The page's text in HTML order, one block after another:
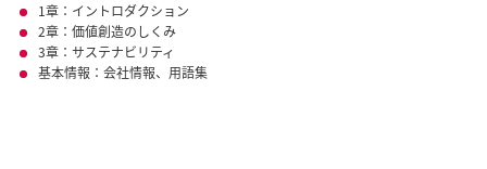
1章：イントロダクション
2章：価値創造のしくみ
3章：サステナビリティ
基本情報：会社情報、用語集